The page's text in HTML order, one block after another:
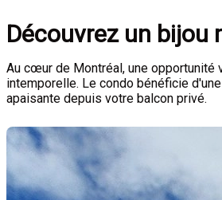
Découvrez un bijou
Au cœur de Montréal, une opportunité
intemporelle. Le condo bénéficie
apaisante depuis votre balcon privé.